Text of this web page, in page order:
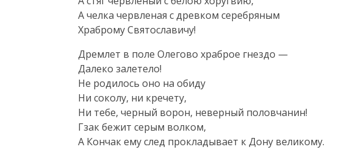
А челка червленая с древком серебряным
Храброму Святославичу!
Дремлет в поле Олегово храброе гнездо —
Далеко залетело!
Не родилось оно на обиду
Ни соколу, ни кречету,
Ни тебе, черный ворон, неверный половчанин!
Гзак бежит серым волком,
А Кончак ему след прокладывает к Дону великому.